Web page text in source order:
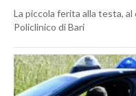
La piccola ferita alla testa,
Policlinico di Bari